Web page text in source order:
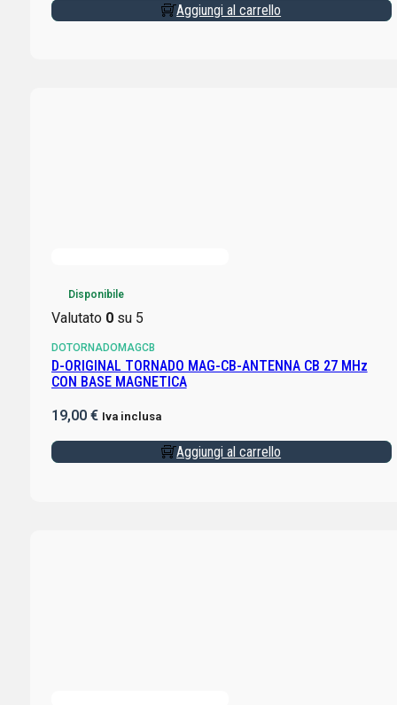
Aggiungi al carrello
Disponibile
Valutato 0su 5
DOTORNADOMAGCB
D-ORIGINAL TORNADO MAG-CB-ANTENNA CB 27 MHz
CON BASE MAGNETICA
19,00 € Iva inclusa
Aggiungi al carrello